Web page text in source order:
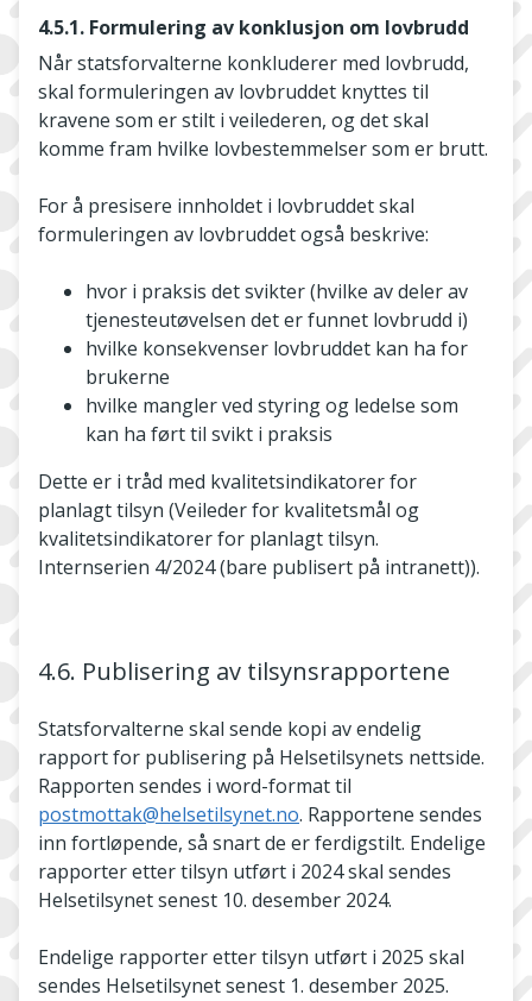
4.5.1. Formulering av konklusjon om lovbrudd
Når statsforvalterne konkluderer med lovbrudd,
skal formuleringen av lovbruddet knyttes til
kravene som er stilt i veilederen, og det skal
komme fram hvilke lovbestemmelser som er brutt.
For å presisere innholdet i lovbruddet skal
formuleringen av lovbruddet også beskrive:
hvor i praksis det svikter (hvilke av deler av
tjenesteutøvelsen det er funnet lovbrudd i)
hvilke konsekvenser lovbruddet kan ha for
brukerne
hvilke mangler ved styring og ledelse som
kan ha ført til svikt i praksis
Dette er i tråd med kvalitetsindikatorer for
planlagt tilsyn (Veileder for kvalitetsmål og
kvalitetsindikatorer for planlagt tilsyn.
Internserien 4/2024 (bare publisert på intranett)).
4.6. Publisering av tilsynsrapportene
Statsforvalterne skal sende kopi av endelig
rapport for publisering på Helsetilsynets nettside.
Rapporten sendes i word-format til
postmottak@helsetilsynet.no. Rapportene sendes
inn fortløpende, så snart de er ferdigstilt. Endelige
rapporter etter tilsyn utført i 2024 skal sendes
Helsetilsynet senest 10. desember 2024.
Endelige rapporter etter tilsyn utført i 2025 skal
sendes Helsetilsynet senest 1. desember 2025.